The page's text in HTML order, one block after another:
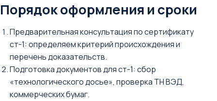
Порядок оформления и сроки
Предварительная консультация по сертификату
ст-1: определяем критерий происхождения и
перечень доказательств.
Подготовка документов для ст-1: сбор
«технологического досье», проверка ТН ВЭД,
коммерческих бумаг.